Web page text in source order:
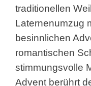
traditionellen
Laternenumzug
besinnlichen
romantischen
stimmungsvolle
Advent berührt